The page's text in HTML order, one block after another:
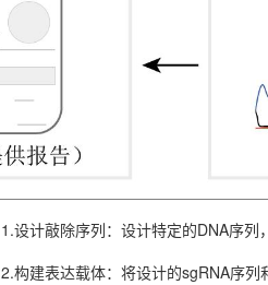
1.设计敲除序列：设计特定的DNA序
2.构建表达载体：将设计的sgRNA序